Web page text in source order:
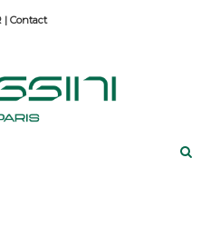
Contact